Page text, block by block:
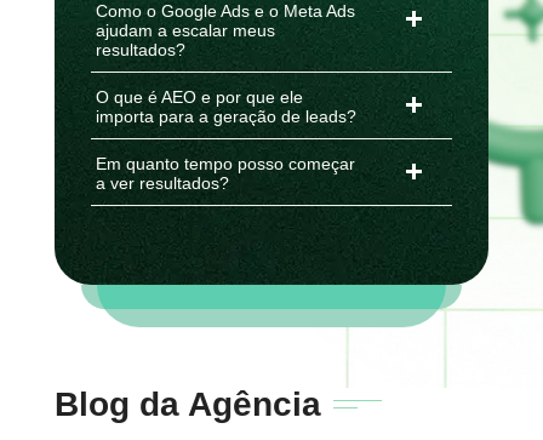
Como o Google Ads e o Meta Ads
ajudam a escalar meus
resultados?
O que é AEO e por que ele
importa para a geração de leads?
Em quanto tempo posso começar
a ver resultados?
Blog da Agência